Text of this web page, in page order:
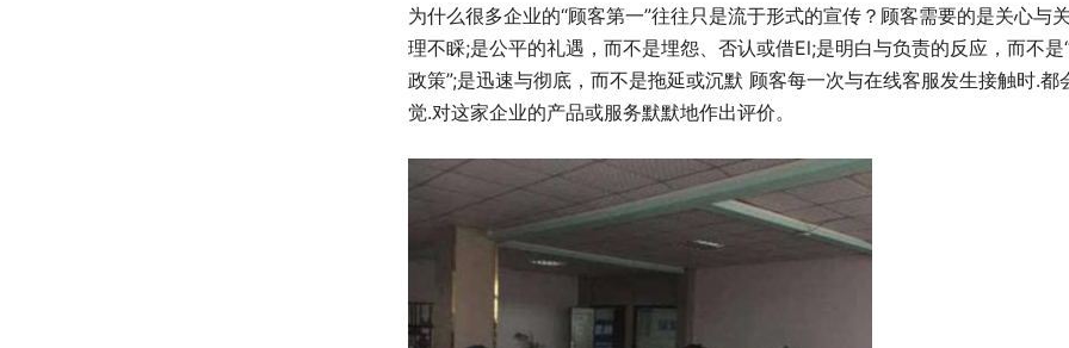
为什么很多企业的“顾客第一”往往只是流于形式的宣传？顾客需要的是关心与
理不睬;是公平的礼遇，而不是埋怨、否认或借El;是明白与负责的反应，而不是
政策”;是迅速与彻底，而不是拖延或沉默 顾客每一次与在线客服发生接触时.都
觉.对这家企业的产品或服务默默地作出评价。